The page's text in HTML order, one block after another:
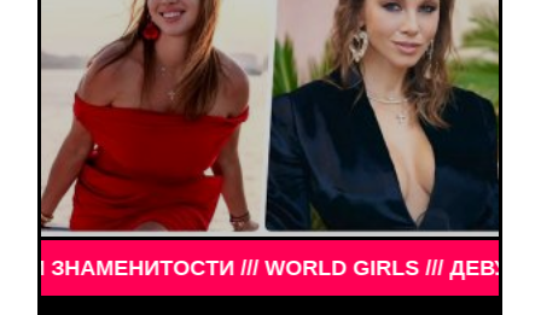
WORLD GIRLS /// ДЕВУШКИ